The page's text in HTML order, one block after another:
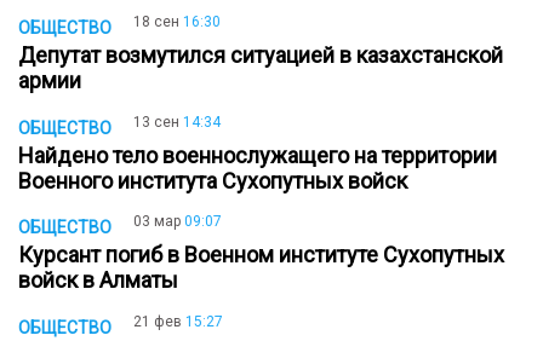
ОБЩЕСТВО 18 сен 16:30
Депутат возмутился ситуацией в казахстанской
армии
ОБЩЕСТВО 13 сен 14:34
Найдено тело военнослужащего на территории
Военного института Сухопутных войск
ОБЩЕСТВО 03 мар 09:07
Курсант погиб в Военном институте Сухопутных
войск в Алматы
ОБЩЕСТВО 21 фев 15:27